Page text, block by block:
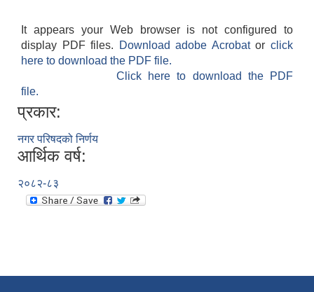
It appears your Web browser is not configured to
display PDF files.
Download adobe Acrobatorclick
here to download the PDF file.
Click here to download the PDF
file.
प्रकार:
नगर परिषदको निर्णय
आर्थिक वर्ष:
२०८२-८३